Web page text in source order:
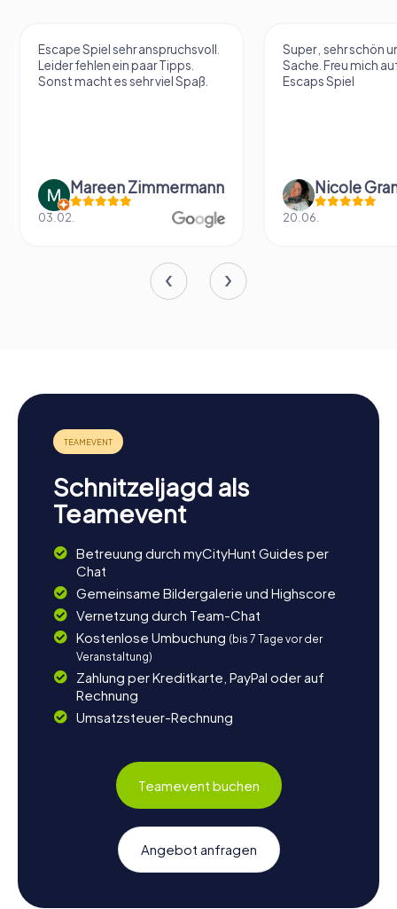
Escape Spiel sehr anspruchsvoll.
Leider fehlen ein paar Tipps.
Sonst macht es sehr viel Spaß.
Mareen Zimmermann
03.02.
Super , sehr schön
Sache. Freu mich
Escaps Spiel
Nicole
20.06.
Schnitzeljagd als
Teamevent
Betreuung durch myCityHunt Guides per
Chat
Gemeinsame Bildergalerie und Highscore
Vernetzung durch Team-Chat
Kostenlose Umbuchung (bis 7 Tage vor der
Veranstaltung)
Zahlung per Kreditkarte, PayPal oder auf
Rechnung
Umsatzsteuer-Rechnung
Teamevent buchen
Angebot anfragen